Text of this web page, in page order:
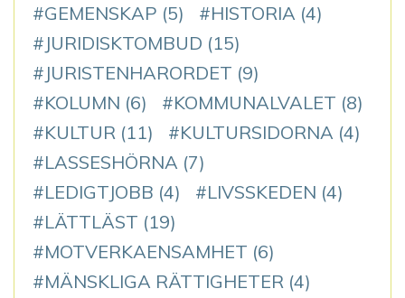
GEMENSKAP (5) HISTORIA (4)
JURIDISKTOMBUD (15)
JURISTENHARORDET (9)
KOLUMN (6) KOMMUNALVALET (8)
KULTUR (11) KULTURSIDORNA (4)
LASSESHÖRNA (7)
LEDIGTJOBB (4) LIVSSKEDEN (4)
LÄTTLÄST (19)
MOTVERKAENSAMHET (6)
MÄNSKLIGA RÄTTIGHETER (4)